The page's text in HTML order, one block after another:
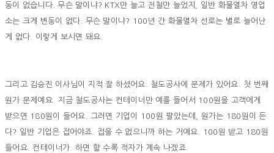
동이 없습니다. 무슨 말이냐? KTX만 늘고 전철만 늘었지, 일반 화물열차 영업
소는 크게 변동이 없다. 무슨 말이냐? 100년 간 화물열차 선로는 별로 늘어난
게 없다. 이렇게 보시면 돼요.
그리고 김승진 이사님이 지적 잘 하셨어요. 철도공사에 문제가 있어요. 첫 번째
원가 문제예요. 지금 철도공사는 컨테이너만 예를 들어서 100원을 고객에게
받으면 180원이 들어요. 그러면 기업이 100원 팔았는데, 원가는 180원이 든
다? 일반 기업은 접어야죠. 접을 수 없으니까 하는 거예요. 100원 받고 180원
들어요. 컨테이너가. 하면 할 수록 적자가 계속 나겠죠.